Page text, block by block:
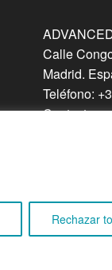
Rechazar
Calle
Madrid.
Teléfono:
Contacta